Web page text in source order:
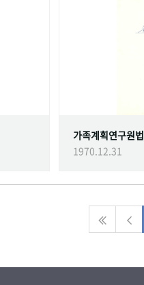
가족계획연구원법
1970.12.31